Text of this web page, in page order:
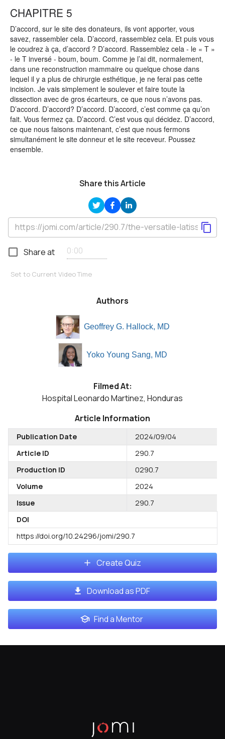
CHAPITRE 5
D’accord, sur le site des donateurs, ils vont apporter, vous
savez, rassembler cela. D’accord, rassemblez cela. Et puis vous
le coudrez à ça, d’accord ? D’accord. Rassemblez cela - le « T »
- le T inversé - boum, boum. Comme je l’ai dit, normalement,
dans une reconstruction mammaire ou quelque chose dans
lequel il y a plus de chirurgie esthétique, je ne ferai pas cette
incision. Je vais simplement le soulever et faire toute la
dissection avec de gros écarteurs, ce que nous n’avons pas.
D’accord. D’accord? D’accord. D’accord, c’est comme ça qu’on
fait. Vous fermez ça. D’accord. C’est vous qui décidez. D’accord,
ce que nous faisons maintenant, c’est que nous fermons
simultanément le site donneur et le site receveur. Poussez
ensemble.
Share this Article
Share at
Set to Current Video Time
Authors
Geoffrey G. Hallock, MD
Yoko Young Sang, MD
Filmed At:
Hospital Leonardo Martinez, Honduras
Article Information
Publication Date
2024/09/04
Article ID
290.7
Production ID
0290.7
Volume
2024
Issue
290.7
DOI
https://doi.org/10.24296/jomi/290.7
Create Quiz
Download as PDF
Find a Mentor